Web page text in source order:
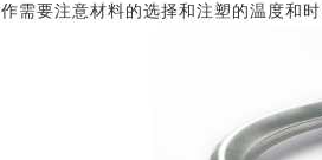
作需要注意材料的选择和注塑的温度和